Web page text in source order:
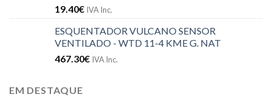
19.40€ IVA Inc.
ESQUENTADOR VULCANO SENSOR
VENTILADO - WTD 11-4 KME G. NAT
467.30€ IVA Inc.
EM DESTAQUE